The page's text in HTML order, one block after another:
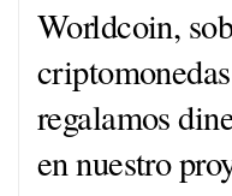
Worldcoin,
regalamos
en nuestro